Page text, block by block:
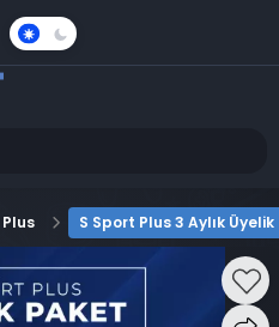
Karanlık
S Sport Plus 3 Aylık Üyelik